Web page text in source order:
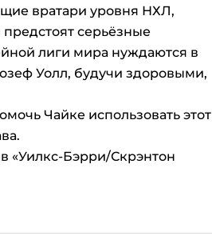
вратари уровня НХЛ,
серьёзные
лиги мира нуждаются в
Уолл, будучи здоровыми,
Чайке использовать этот
«Уилкс-Бэрри/Скрэнтон